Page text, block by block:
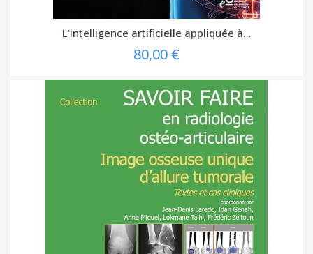
L’intelligence artificielle appliquée à...
80,00 €